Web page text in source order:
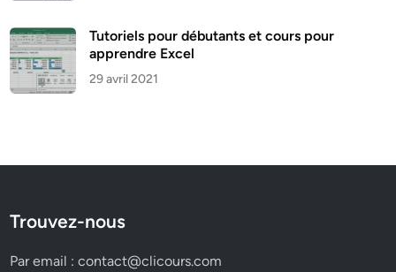
Tutoriels pour débutants et cours pour
apprendre Excel
29 avril 2021
Trouvez-nous
Par email :contact@clicours.com